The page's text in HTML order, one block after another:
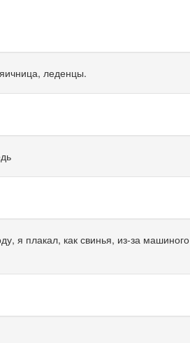
леденцы.
я плакал, как свинья, из-за машиного